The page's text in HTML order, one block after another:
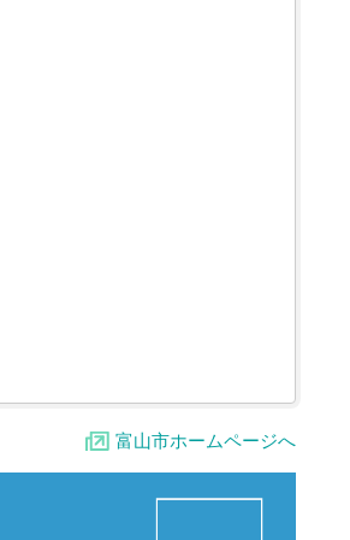
富山市ホームページへ